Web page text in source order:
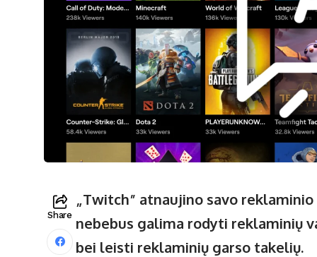
Share
„Twitch” atnaujino savo
nebebus galima rodyti reklaminių
bei leisti reklaminių garso takelių.